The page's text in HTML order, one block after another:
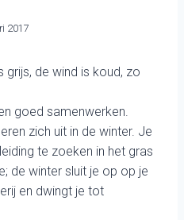
2017
grijs, de wind is koud, zo
goed samenwerken.
zich uit in de winter. Je
te zoeken in het gras
de winter sluit je op op je
en dwingt je tot